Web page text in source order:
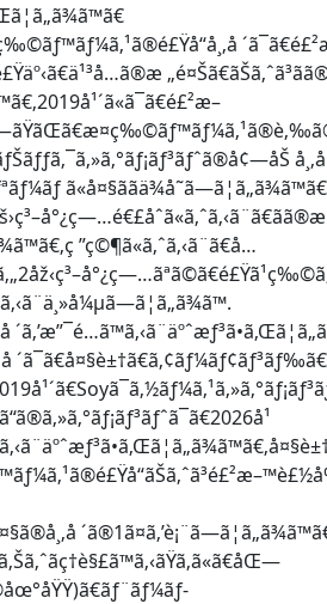
”ç©¶ã«ã‚ˆã‚‹ã¨ã€å…